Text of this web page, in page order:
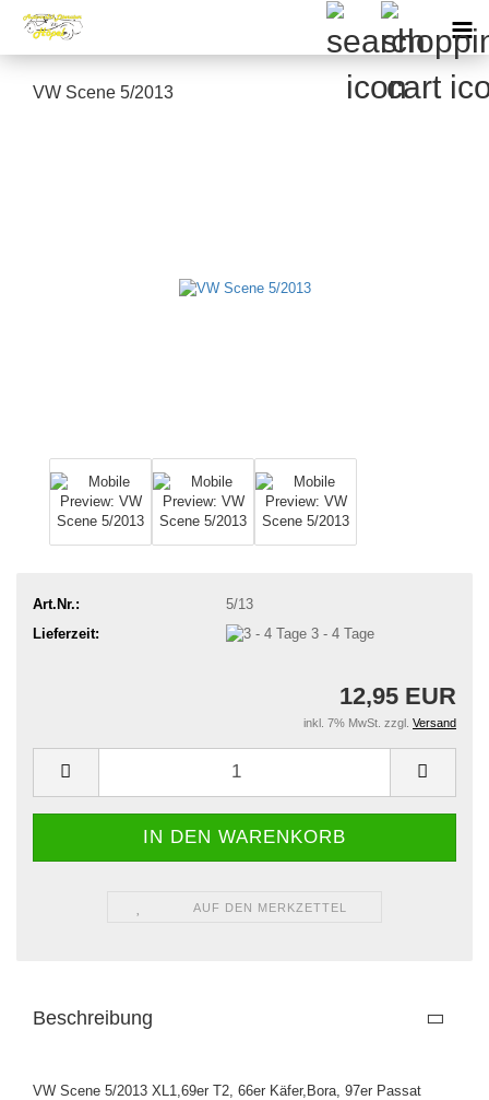
VW Scene 5/2013
Art.Nr.:
5/13
Lieferzeit:
3 - 4 Tage
12,95 EUR
inkl. 7% MwSt. zzgl. Versand
AUF DEN MERKZETTEL
Beschreibung
VW Scene 5/2013 XL1,69er T2, 66er Käfer,Bora, 97er Passat